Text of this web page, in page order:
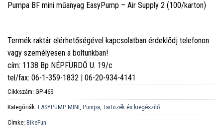
Pumpa BF mini műanyag EasyPump – Air Supply 2 (100/karton)
Termék raktár elérhetőségével kapcsolatban érdeklődj telefonon
vagy személyesen a boltunkban!
cím: 1138 Bp NÉPFÜRDŐ U. 19/c
tel/fax: 06-1-359-1832 | 06-20-934-4141
Cikkszám: GP-46S
Kategóriák: EASYPUMP MINI, Pumpa, Tartozék és kiegészítő
Címke: BikeFun